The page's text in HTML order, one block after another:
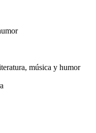
música y humor